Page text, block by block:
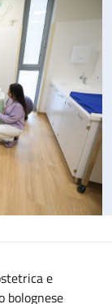
e
bolognese